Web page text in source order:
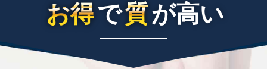
お得で質が高い